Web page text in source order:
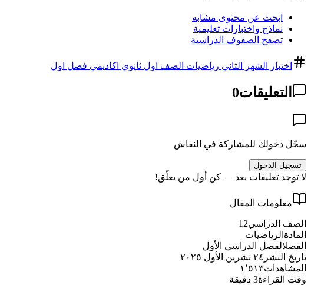
ابحث عن محتوى مشابه
نماذج واختبارات تعليمية
تصفح الصفوف الدراسية
اختبار الشهر الثاني رياضيات الصف اول ثانوي اكاديمي فصل اول
التعليقات0
سجّل دخولك للمشاركة في النقاش
تسجيل الدخول
لا توجد تعليقات بعد — كن أول من يعلّق!
معلومات المقال
الصف الدراسي12
المادة الرياضيات
الفصلالفصل الدراسي الأول
تاريخ النشر ٢٤ تشرين الأول ٢٠٢٥
المشاهدات١٬٥١٣
وقت القراءة3 دقيقة